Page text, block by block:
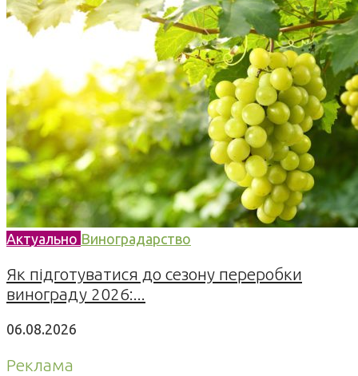
Актуально Виноградарство
Як підготуватися до сезону переробки
винограду 2026:...
06.08.2026
Реклама